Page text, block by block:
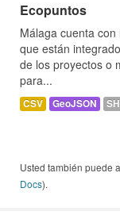
Ecopuntos
Málaga cuenta
que están
de los proyectos o
para...
CSV GeoJSON
Usted también puede
Docs).